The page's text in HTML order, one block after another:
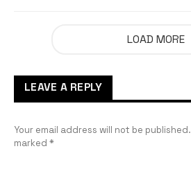
LOAD MORE
LEAVE A REPLY
Your email address will not be published.
marked *